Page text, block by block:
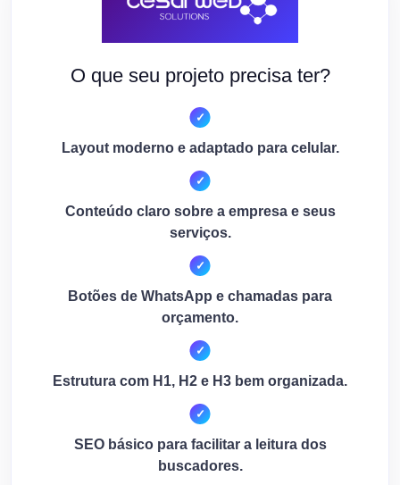
O que seu projeto precisa ter?
Layout moderno e adaptado para celular.
Conteúdo claro sobre a empresa e seus
serviços.
Botões de WhatsApp e chamadas para
orçamento.
Estrutura com H1, H2 e H3 bem organizada.
SEO básico para facilitar a leitura dos
buscadores.